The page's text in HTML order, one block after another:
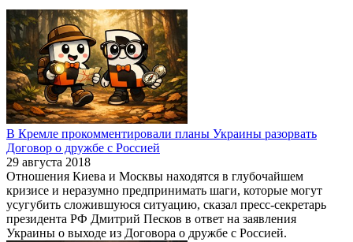
В Кремле прокомментировали планы Украины разорвать
Договор о дружбе с Россией
29 августа 2018
Отношения Киева и Москвы находятся в глубочайшем
кризисе и неразумно предпринимать шаги, которые могут
усугубить сложившуюся ситуацию, сказал пресс-секретарь
президента РФ Дмитрий Песков в ответ на заявления
Украины о выходе из Договора о дружбе с Россией.